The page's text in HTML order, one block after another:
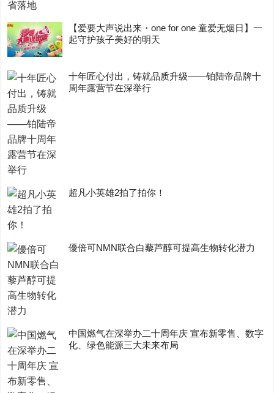
【爱要大声说出来・one for one 童爱无烟日】一
起守护孩子美好的明天
十年匠心付出，铸就品质升级——铂陆帝品牌十
周年露营节在深举行
超凡小英雄2拍了拍你！
優倍可NMN联合白藜芦醇可提高生物转化潜力
中国燃气在深举办二十周年庆 宣布新零售、数字
化、绿色能源三大未来布局